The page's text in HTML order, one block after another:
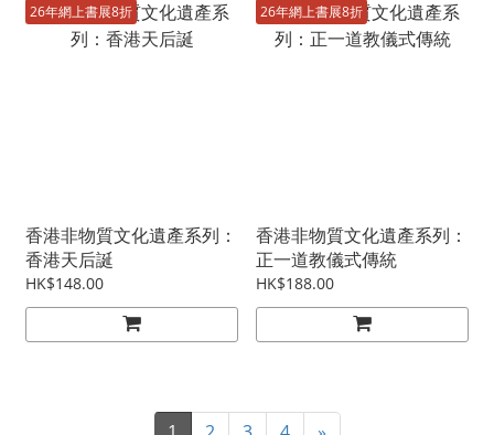
26年網上書展8折
香港非物質文化遺產系列：
香港天后誕
HK$148.00
26年網上書展8折
香港非物質文化遺產系列：
正一道教儀式傳統
HK$188.00